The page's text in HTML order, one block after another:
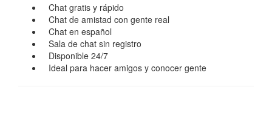
Chat gratis y rápido
Chat de amistad con gente real
Chat en español
Sala de chat sin registro
Disponible 24/7
Ideal para hacer amigos y conocer gente